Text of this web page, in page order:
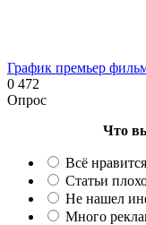
График премьер
0 472
Опрос
Что
Всё нравится
Статьи
Не нашел
Много